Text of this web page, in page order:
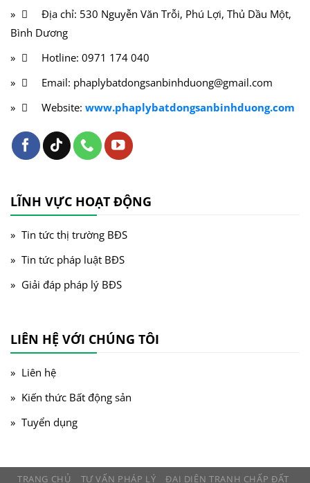
Địa chỉ: 530 Nguyễn Văn Trỗi, Phú Lợi, Thủ Dầu Một,
Bình Dương
Hotline: 0971 174 040
Email: phaplybatdongsanbinhduong@gmail.com
Website: www.phaplybatdongsanbinhduong.com
LĨNH VỰC HOẠT ĐỘNG
Tin tức thị trường BĐS
Tin tức pháp luật BĐS
Giải đáp pháp lý BĐS
LIÊN HỆ VỚI CHÚNG TÔI
Liên hệ
Kiến thức Bất động sản
Tuyển dụng
TRANG CHỦ TƯ VẤN PHÁP LÝ
ĐẠI DIỆN TRANH CHẤP ĐẤT